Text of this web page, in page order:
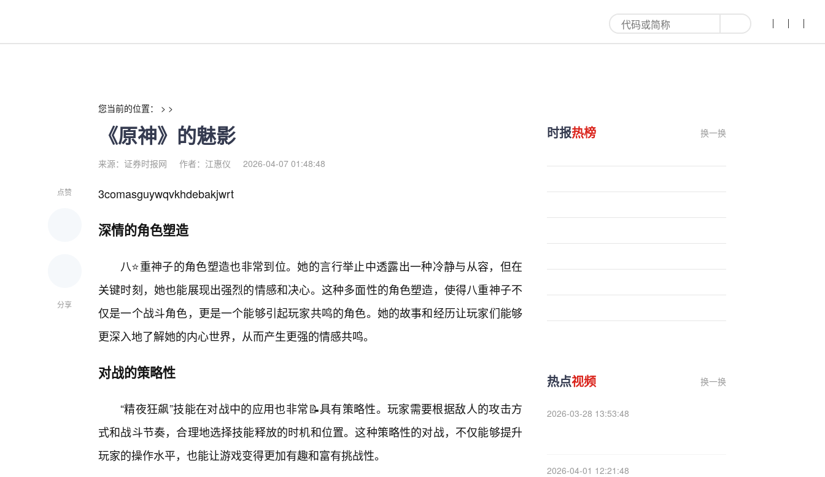
您当前的位置： > >
《原神》的魅影
来源：证券时报网 作者：江惠仪 2026-04-07 01:48:48
点赞
分享
3comasguywqvkhdebakjwrt
深情的角色塑造
八⭐重神子的角色塑造也非常到位。她的言行举止中透露出一种冷静与从容，但在
关键时刻，她也能展现出强烈的情感和决心。这种多面性的角色塑造，使得八重神子不
仅是一个战斗角色，更是一个能够引起玩家共鸣的角色。她的故事和经历让玩家们能够
更深入地了解她的内心世界，从而产生更强的情感共鸣。
对战的策略性
“精夜狂飙”技能在对战中的应用也非常📝具有策略性。玩家需要根据敌人的攻击方
式和战斗节奏，合理地选择技能释放的时机和位置。这种策略性的对战，不仅能够提升
玩家的操作水平，也能让游戏变得更加有趣和富有挑战性。
时报热榜 换一换
热点视频 换一换
2026-03-28 13:53:48
2026-04-01 12:21:48